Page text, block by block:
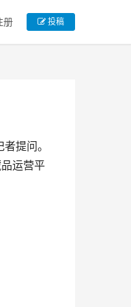
册 投稿
提问。
运营平